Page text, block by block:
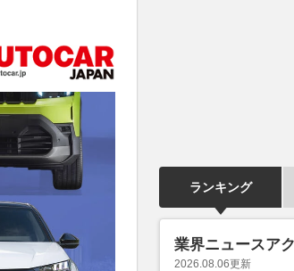
ランキング
業界ニュースア
2026.08.06更新